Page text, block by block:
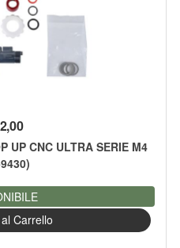
UP CNC ULTRA SERIE M4
Carrello